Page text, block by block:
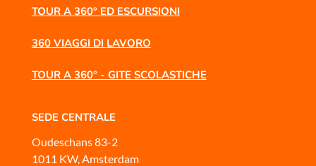
TOUR A 360° ED ESCURSIONI
360 VIAGGI DI LAVORO
TOUR A 360° - GITE SCOLASTICHE
SEDE CENTRALE
Oudeschans 83-2
1011 KW, Amsterdam